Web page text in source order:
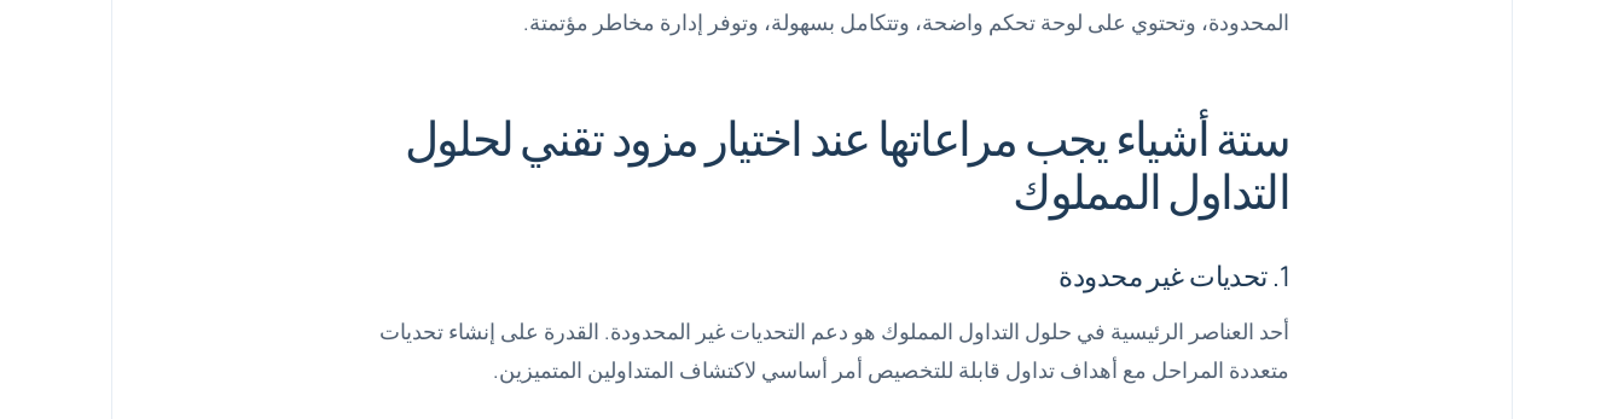
المحدودة، وتحتوي على لوحة تحكم واضحة، وتتكامل بسهولة، وتوفر إدارة مخاطر مؤتمتة.
ستة أشياء يجب مراعاتها عند اختيار مزود تقني لحلول
التداول المملوك
1. تحديات غير محدودة
أحد العناصر الرئيسية في حلول التداول المملوك هو دعم التحديات غير المحدودة. القدرة على إنشاء تحديات
متعددة المراحل مع أهداف تداول قابلة للتخصيص أمر أساسي لاكتشاف المتداولين المتميزين.